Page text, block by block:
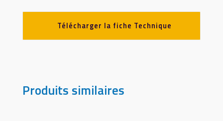
Télécharger la fiche Technique
Produits similaires